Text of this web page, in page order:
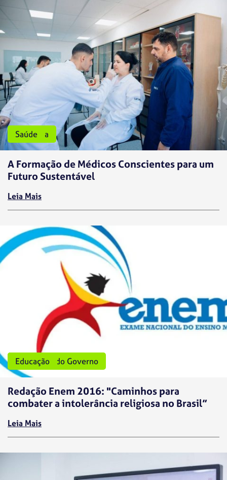
Medicina
Saúde
A Formação de Médicos Conscientes para um
Futuro Sustentável
Leia Mais
Programas do Governo
Educação
Redação Enem 2016: "Caminhos para
combater a intolerância religiosa no Brasil”
Leia Mais